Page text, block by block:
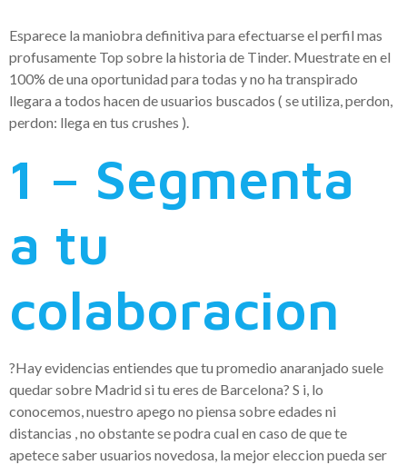
Esparece la maniobra definitiva para efectuarse el perfil mas
profusamente Top sobre la historia de Tinder. Muestrate en el
100% de una oportunidad para todas y no ha transpirado
llegara a todos hacen de usuarios buscados ( se utiliza, perdon,
perdon: llega en tus crushes ).
1 – Segmenta
a tu
colaboracion
?Hay evidencias entiendes que tu promedio anaranjado suele
quedar sobre Madrid si tu eres de Barcelona? S i, lo
conocemos, nuestro apego no piensa sobre edades ni
distancias , no obstante se podra cual en caso de que te
apetece saber usuarios novedosa, la mejor eleccion pueda ser